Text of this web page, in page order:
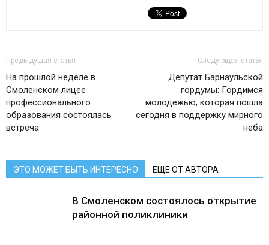
Предыдущая статья
На прошлой неделе в
Смоленском лицее
профессионального
образования состоялась
встреча
Следующая статья
Депутат Барнаульской
гордумы: Гордимся
молодёжью, которая пошла
сегодня в поддержку мирного
неба
ЭТО МОЖЕТ БЫТЬ ИНТЕРЕСНО ЕЩЕ ОТ АВТОРА
В Смоленском состоялось открытие
районной поликлиники